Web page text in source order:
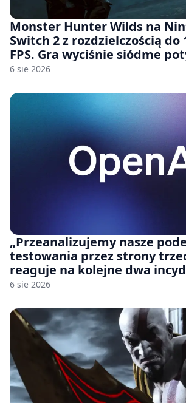
Monster Hunter Wilds na
Switch 2 z rozdzielczością do
FPS. Gra wyciśnie siódme
6 sie 2026
„Przeanalizujemy nasze
testowania przez strony
reaguje na kolejne dwa
udziałem autorskich modeli
6 sie 2026